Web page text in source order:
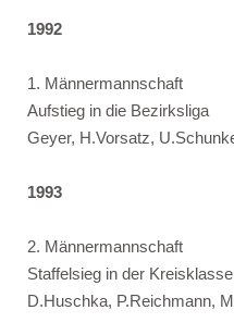
1992
1. Männermannschaft
Aufstieg in die Bezirksliga
Geyer, H.Vorsatz,
1993
2. Männermannschaft
Staffelsieg in der Kreisklasse
D.Huschka, P.Reichmann,